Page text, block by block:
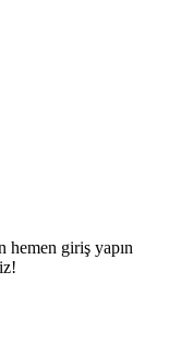
hemen giriş yapın